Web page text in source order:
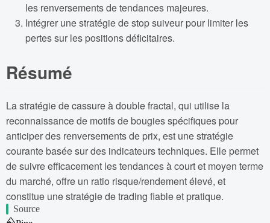
les renversements de tendances majeures.
Intégrer une stratégie de stop suiveur pour limiter les
pertes sur les positions déficitaires.
Résumé
La stratégie de cassure à double fractal, qui utilise la
reconnaissance de motifs de bougies spécifiques pour
anticiper des renversements de prix, est une stratégie
courante basée sur des indicateurs techniques. Elle permet
de suivre efficacement les tendances à court et moyen terme
du marché, offre un ratio risque/rendement élevé, et
constitue une stratégie de trading fiable et pratique.
Source